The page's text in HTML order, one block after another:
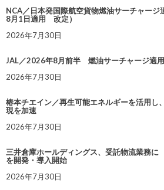
NCA／日本発国際航空貨物燃油サーチャー
8月1日適用 改定）
2026年7月30日
JAL／2026年8月前半 燃油サーチャージ適
2026年7月30日
椿本チエイン／再生可能エネルギーを活用し
現を加速
2026年7月30日
三井倉庫ホールディングス、受託物流業務に
を開発・導入開始
2026年7月30日